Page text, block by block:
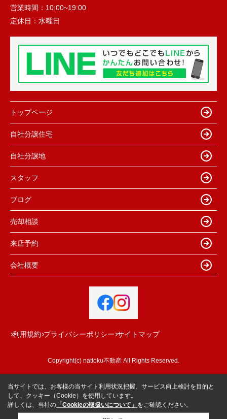
営業時間： 10:00~19:00
定休日： 水曜日
トップページ
自社分譲住宅
自社分譲地
スタッフ
ブログ
売却相談
来店予約
会社概要
利用規約 プライバシーポリシー サイトマップ
Copyright(c) nattoku不動産 All Rights Reserved.
当サイトでは、お客様の当サイト利用状況把握、サービス向上検討を目的と
して、クッキー（Cookie）を使用しています。
詳しくは、当社の 「Cookieの取扱いについて」 をご確認ください。